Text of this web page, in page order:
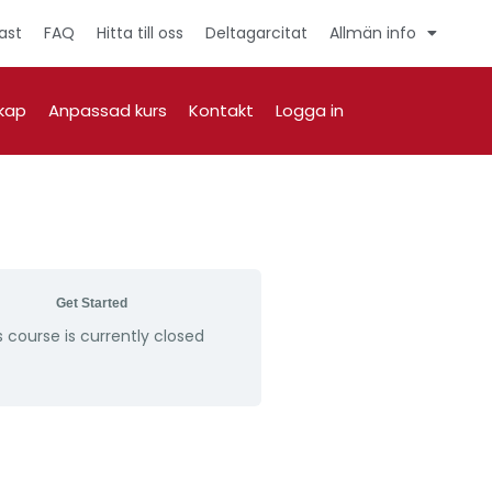
FAQ Hitta till oss Deltagarcitat Allmän info
Anpassad kurs Kontakt Logga in
Get Started
course is currently closed